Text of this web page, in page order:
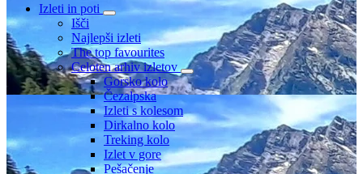
Izleti in poti
Išči
Najlepši izleti
The top favourites
Celoten arhiv izletov
Gorsko kolo
Čezalpska
Izleti s kolesom
Dirkalno kolo
Treking kolo
Izlet v gore
Pešačenje